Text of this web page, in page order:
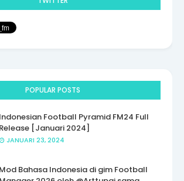
POPULAR POSTS
Indonesian Football Pyramid FM24 Full
Release [Januari 2024]
JANUARI 23, 2024
Mod Bahasa Indonesia di gim Football